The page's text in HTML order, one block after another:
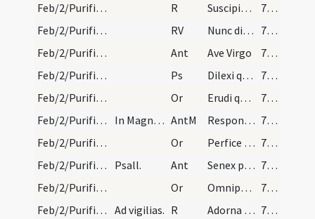
Feb/2/Purificatio BMV/V1/Office Propers
R Suscipiens Iesum in ulnis
711
Feb/2/Purificatio BMV/V1/Office Propers
RV Nunc dimittis
711
Feb/2/Purificatio BMV/V1/Office Propers/2
Ant Ave Virgo
711
Feb/2/Purificatio BMV/V1/Office Propers
Ps Dilexi qui audiet
711
Feb/2/Purificatio BMV/V1/Office Propers/1
Or Erudi quaesumus Domine plebem tuam ... luce concede.
711
Feb/2/Purificatio BMV/V1/Office Propers
In Magnificat AntM Responsum accepit Simeon
711
Feb/2/Purificatio BMV/V1/Office Propers/2
Or Perfice in nobis quaesumus Domine ... obtineamus aeternam.
711
Feb/2/Purificatio BMV/V1/Office Propers/3
Psall. Ant Senex puerum
711
Feb/2/Purificatio BMV/V1/Office Propers/3
Or Omnipotens sempiterne Deus maiestatem tuam supplices ... mentibus praesentari.
711
Feb/2/Purificatio BMV/V2/Office Propers/1
Ad vigilias. R Adorna thalamum tuum
711